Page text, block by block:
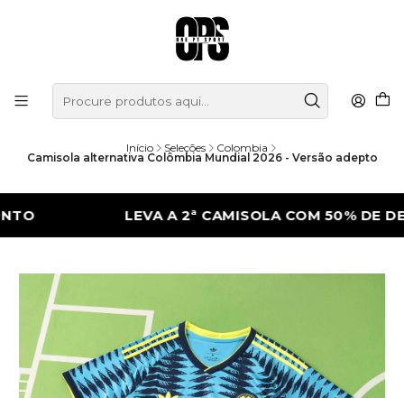
Início Seleções Colombia
Camisola alternativa Colômbia Mundial 2026 - Versão adepto
LEVA A 2ª CAMISOLA COM 50% DE